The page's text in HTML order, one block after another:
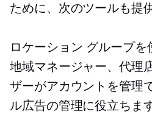
ために、次のツールも提
ロケーション グループを
地域マネージャー、代理
ザーがアカウントを管理
ル広告の管理に役立ちます